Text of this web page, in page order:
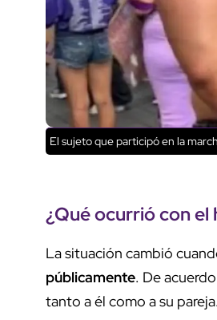
El sujeto que participó en la
¿Qué ocurrió con el
La situación cambió
públicamente. De
tanto a él como a su pareja.